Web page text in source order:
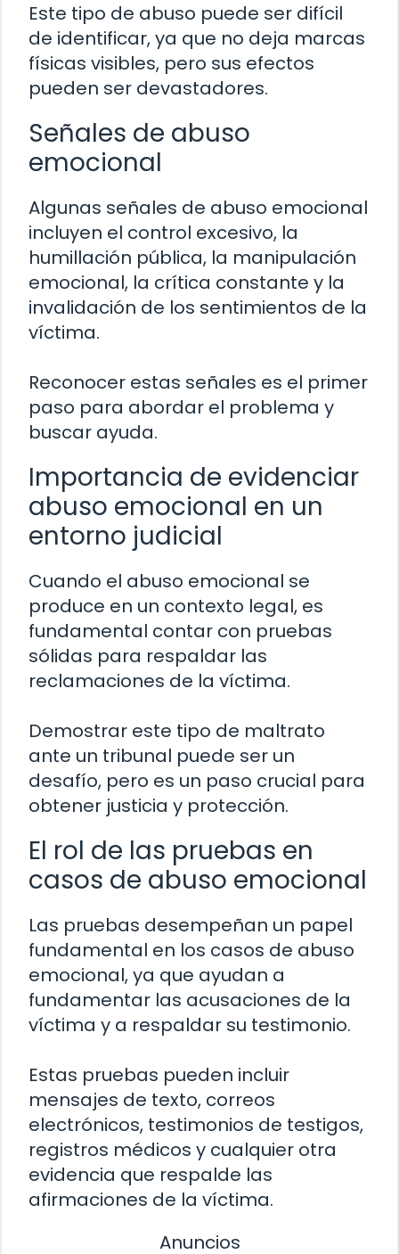
Este tipo de abuso puede ser difícil
de identificar, ya que no deja marcas
físicas visibles, pero sus efectos
pueden ser devastadores.
Señales de abuso
emocional
Algunas señales de abuso emocional
incluyen el control excesivo, la
humillación pública, la manipulación
emocional, la crítica constante y la
invalidación de los sentimientos de la
víctima.
Reconocer estas señales es el primer
paso para abordar el problema y
buscar ayuda.
Importancia de evidenciar
abuso emocional en un
entorno judicial
Cuando el abuso emocional se
produce en un contexto legal, es
fundamental contar con pruebas
sólidas para respaldar las
reclamaciones de la víctima.
Demostrar este tipo de maltrato
ante un tribunal puede ser un
desafío, pero es un paso crucial para
obtener justicia y protección.
El rol de las pruebas en
casos de abuso emocional
Las pruebas desempeñan un papel
fundamental en los casos de abuso
emocional, ya que ayudan a
fundamentar las acusaciones de la
víctima y a respaldar su testimonio.
Estas pruebas pueden incluir
mensajes de texto, correos
electrónicos, testimonios de testigos,
registros médicos y cualquier otra
evidencia que respalde las
afirmaciones de la víctima.
Anuncios